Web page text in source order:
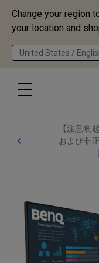
Change your region
your location and
United States /
【注意喚
および非